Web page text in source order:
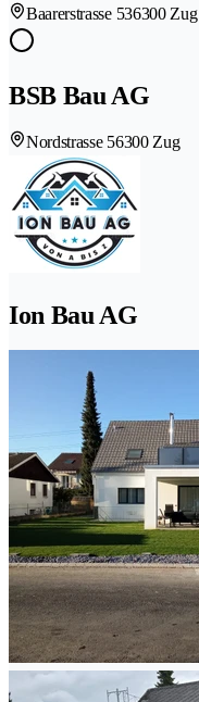
Baarerstrasse 536300 Zug
BSB Bau AG
Nordstrasse 56300 Zug
Ion Bau AG